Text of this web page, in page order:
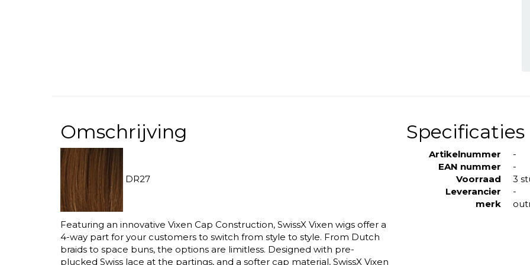
Omschrijving
DR27
Featuring an innovative Vixen Cap Construction, SwissX Vixen wigs offer a
4-way part for your customers to switch from style to style. From Dutch
braids to space buns, the options are limitless. Designed with pre-
plucked Swiss lace at the partings, and a softer cap material, SwissX Vixen
Specificaties
Artikelnummer
-
EAN nummer
-
Voorraad
3
Leverancier
-
merk